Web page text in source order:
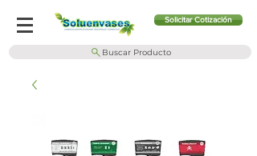
Solicitar Cotización
Buscar Producto